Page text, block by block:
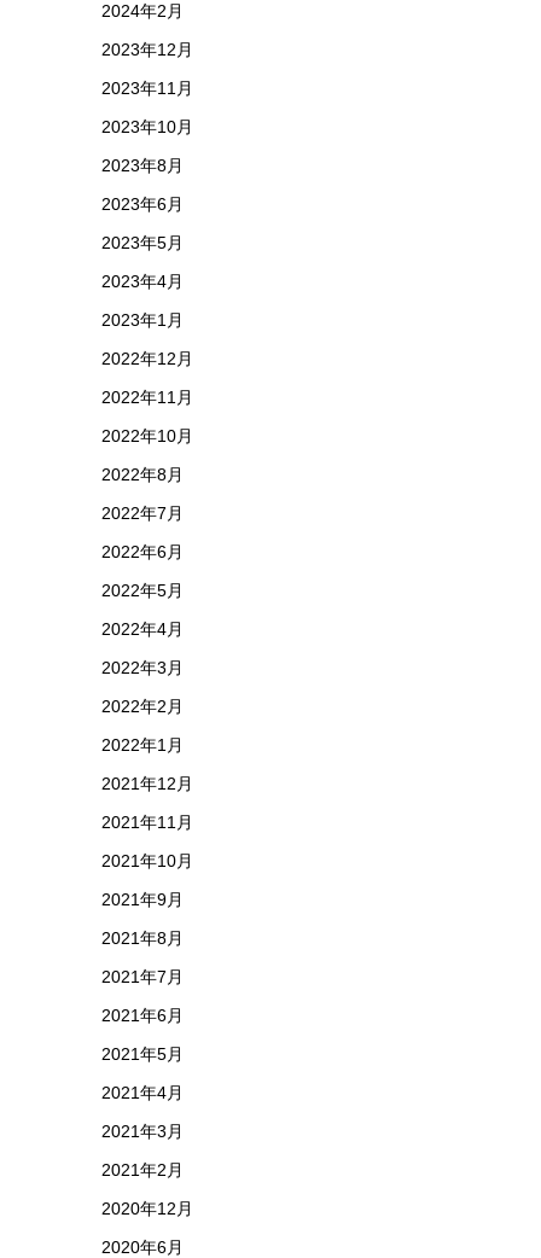
2024年2月
2023年12月
2023年11月
2023年10月
2023年8月
2023年6月
2023年5月
2023年4月
2023年1月
2022年12月
2022年11月
2022年10月
2022年8月
2022年7月
2022年6月
2022年5月
2022年4月
2022年3月
2022年2月
2022年1月
2021年12月
2021年11月
2021年10月
2021年9月
2021年8月
2021年7月
2021年6月
2021年5月
2021年4月
2021年3月
2021年2月
2020年12月
2020年6月